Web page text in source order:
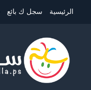
الرئيسية سجل ك بائع